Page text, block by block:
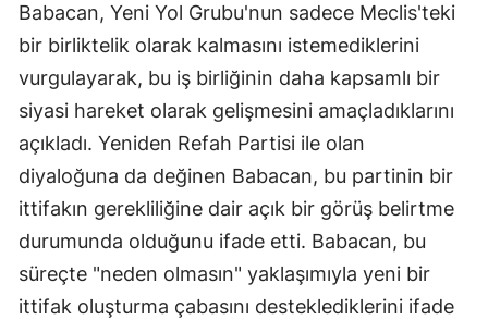
Babacan, Yeni Yol Grubu'nun sadece Meclis'teki
bir birliktelik olarak kalmasını istemediklerini
vurgulayarak, bu iş birliğinin daha kapsamlı bir
siyasi hareket olarak gelişmesini amaçladıklarını
açıkladı. Yeniden Refah Partisi ile olan
diyaloğuna da değinen Babacan, bu partinin bir
ittifakın gerekliliğine dair açık bir görüş belirtme
durumunda olduğunu ifade etti. Babacan, bu
süreçte "neden olmasın" yaklaşımıyla yeni bir
ittifak oluşturma çabasını desteklediklerini ifade